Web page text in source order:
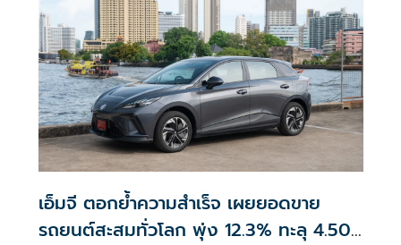
เอ็มจี ตอกย้ำความสำเร็จ เผยยอดขาย
รถยนต์สะสมทั่วโลก พุ่ง 12.3% ทะลุ 4.507